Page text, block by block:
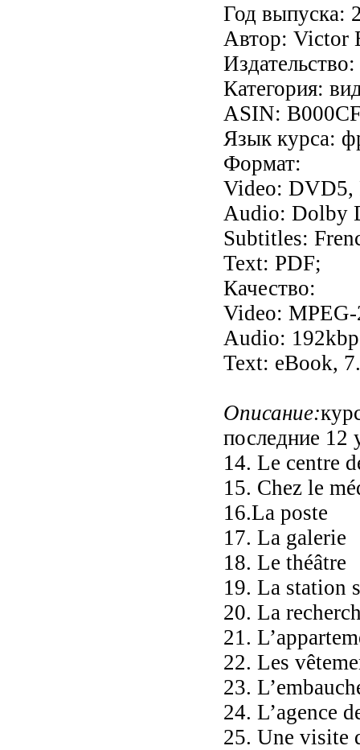
Год выпуска:
Автор: Victor
Категория:
ASIN:
Язык курса:
Формат:
Video: DVD5,
Audio: Dolby
Subtitles:
Text: PDF;
Качество:
Video:
Audio:
Text: eBook,
Описание:
последние 12
14. Le centre
15. Chez le
16.La poste
17. La galerie
18. Le théâtre
19. La station
20. La
21.
22. Les
23.
24. L’agence
25. Une visite